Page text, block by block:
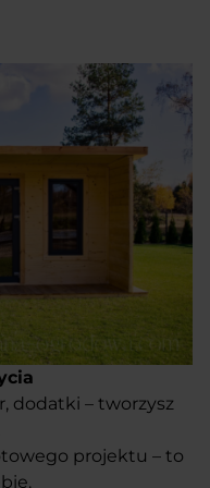
dodatki – tworzysz
projektu – to